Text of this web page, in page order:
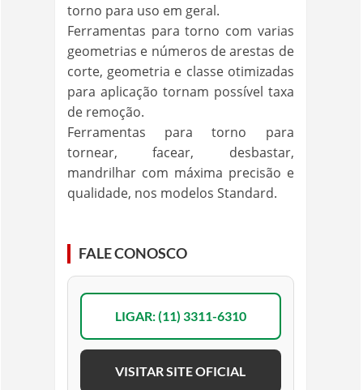
torno para uso em geral.
Ferramentas para torno com varias
geometrias e números de arestas de
corte, geometria e classe otimizadas
para aplicação tornam possível taxa
de remoção.
Ferramentas para torno para
tornear, facear, desbastar,
mandrilhar com máxima precisão e
qualidade, nos modelos Standard.
FALE CONOSCO
LIGAR: (11) 3311-6310
VISITAR SITE OFICIAL